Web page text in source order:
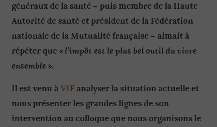
généraux de la santé – puis membre de la Haute
Autorité de santé et président de la Fédération
nationale de la Mutualité française – aimait à
répéter que «l’impôt est le plus bel outil du vivre
ensemble ».
Il est venu àVIFanalyser la situation actuelle et
nous présenter les grandes lignes de son
intervention au colloque que nous organisons le